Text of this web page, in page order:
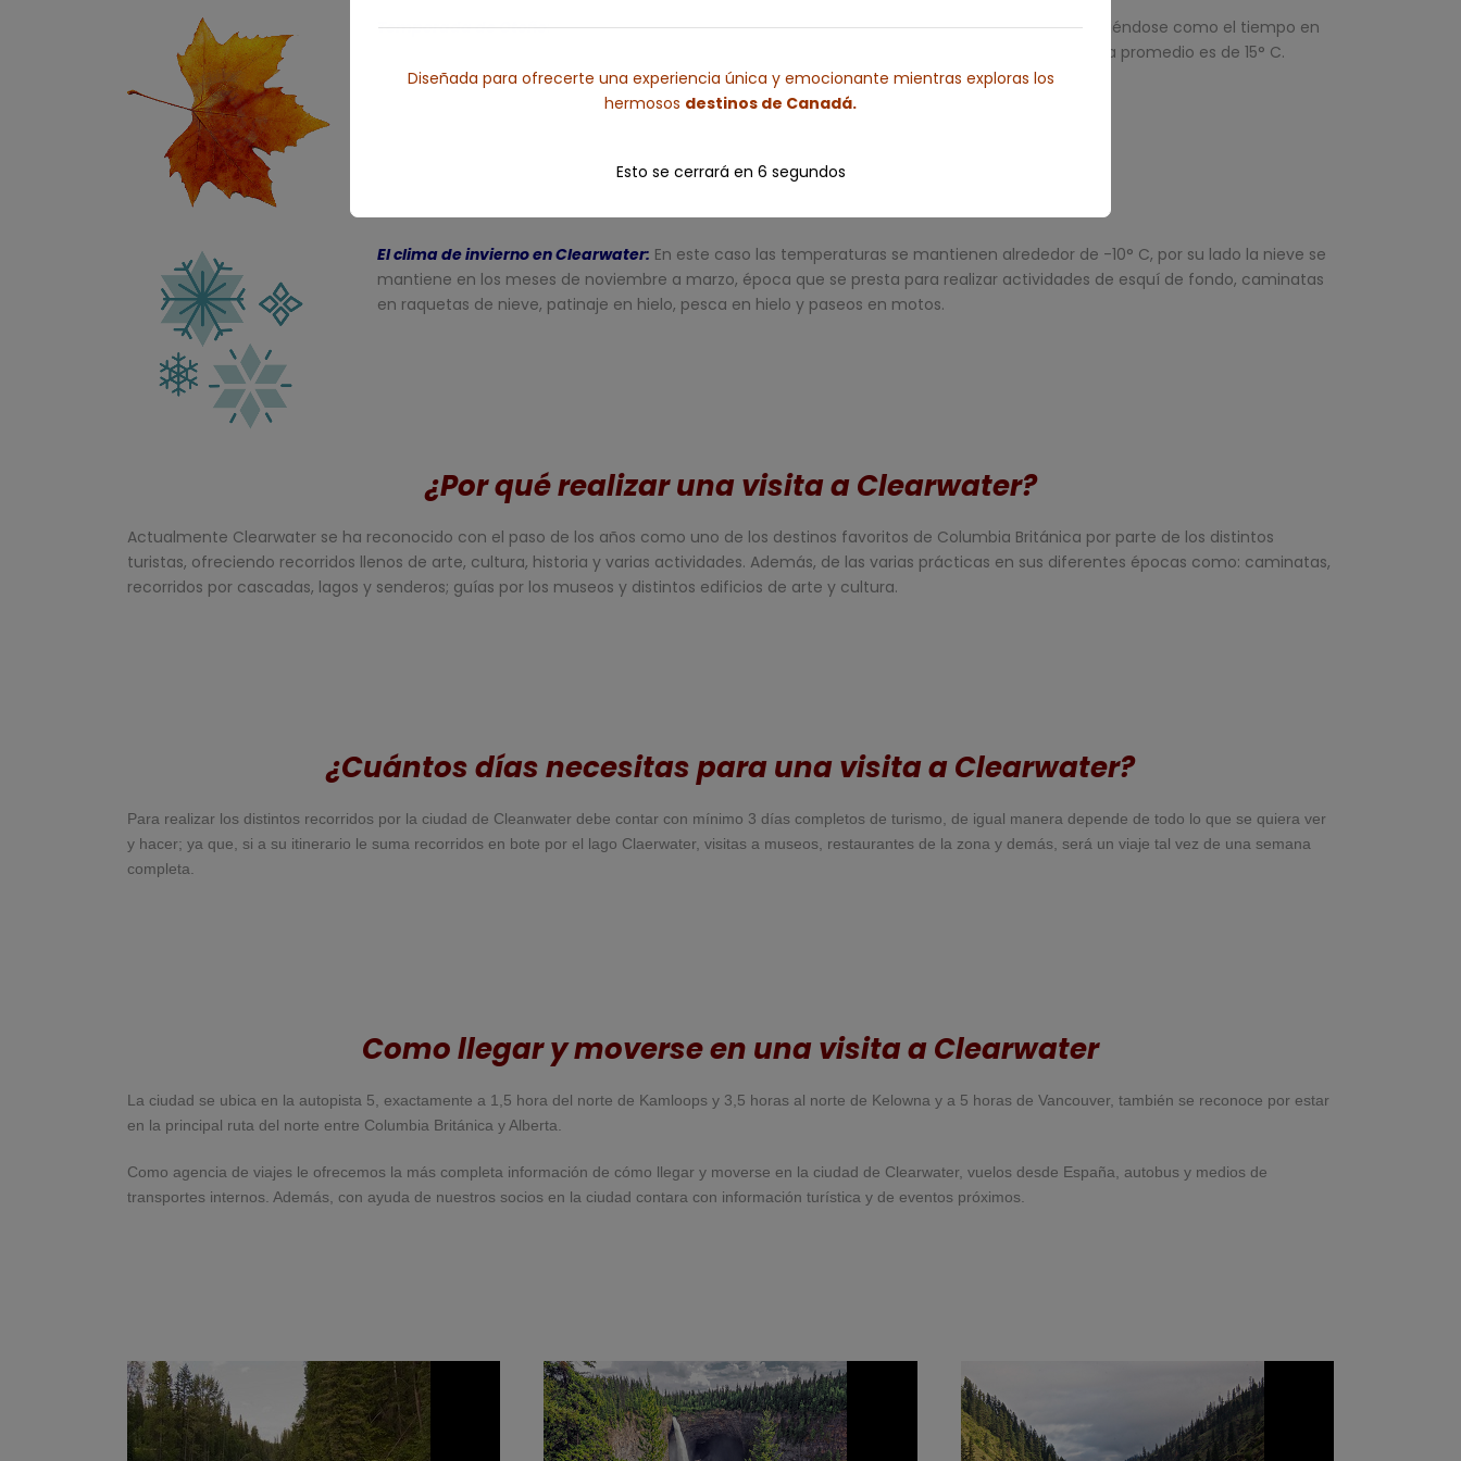
Temporada de Otoño:Para algunos de sus turistas, otoño es la época favorita del año; reconociéndose como el tiempo en
que se disfruta de la pesca de salmón y los osos que disfruten de estos mismos. Su temperatura promedio es de 15° C.
El clima de invierno en Clearwater: En este caso las temperaturas se mantienen alrededor de -10° C, por su lado la nieve se
mantiene en los meses de noviembre a marzo, época que se presta para realizar actividades de esquí de fondo, caminatas
en raquetas de nieve, patinaje en hielo, pesca en hielo y paseos en motos.
¿Por qué realizar una visita a Clearwater?
Actualmente Clearwater se ha reconocido con el paso de los años como uno de los destinos favoritos de Columbia Británica por parte de los distintos
turistas, ofreciendo recorridos llenos de arte, cultura, historia y varias actividades. Además, de las varias prácticas en sus diferentes épocas como: caminatas,
recorridos por cascadas, lagos y senderos; guías por los museos y distintos edificios de arte y cultura.
¿Cuántos días necesitas para una visita a Clearwater?
Para realizar los distintos recorridos por la ciudad de Cleanwater debe contar con mínimo 3 días completos de turismo, de igual manera depende de todo lo que se quiera ver
y hacer; ya que, si a su itinerario le suma recorridos en bote por el lago Claerwater, visitas a museos, restaurantes de la zona y demás, será un viaje tal vez de una semana
completa.
Como llegar y moverse en una visita a Clearwater
La ciudad se ubica en la autopista 5, exactamente a 1,5 hora del norte de Kamloops y 3,5 horas al norte de Kelowna y a 5 horas de Vancouver, también se reconoce por estar
en la principal ruta del norte entre Columbia Británica y Alberta.
Como agencia de viajes le ofrecemos la más completa información de cómo llegar y moverse en la ciudad de Clearwater, vuelos desde España, autobus y medios de
transportes internos. Además, con ayuda de nuestros socios en la ciudad contara con información turística y de eventos próximos.
Diseñada para ofrecerte una experiencia única y emocionante mientras exploras los
hermosos destinos de Canadá.
Esto se cerrará en 5 segundos